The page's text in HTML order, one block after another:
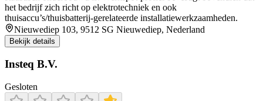
het bedrijf zich richt op elektrotechniek en ook
thuisaccu’s/thuisbatterij-gerelateerde installatiewerkzaamheden.
Nieuwediep 103, 9512 SG Nieuwediep, Nederland
Bekijk details
Insteq B.V.
Gesloten